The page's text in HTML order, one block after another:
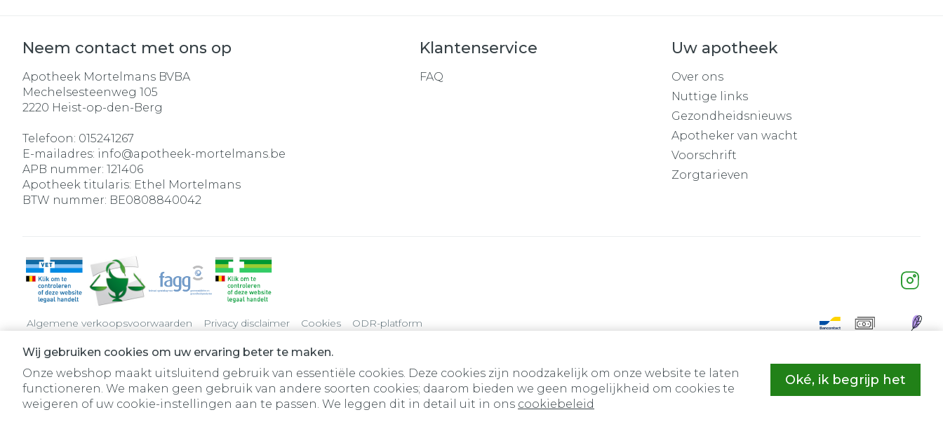
Wij gebruiken cookies om uw ervaring beter te maken.
Onze webshop maakt uitsluitend gebruik van essentiële cookies. Deze cookies zijn noodzakelijk om onze website te laten
functioneren. We maken geen gebruik van andere soorten cookies; daarom bieden we geen mogelijkheid om cookies te
weigeren of uw cookie-instellingen aan te passen. We leggen dit in detail uit in ons cookiebeleid
Oké, ik begrijp het
Neem contact met ons op
Apotheek Mortelmans BVBA
Mechelsesteenweg 105
2220 Heist-op-den-Berg
Telefoon: 015241267
E-mailadres: info@apotheek-mortelmans.be
APB nummer: 121406
Apotheek titularis: Ethel Mortelmans
BTW nummer: BE0808840042
Klantenservice
FAQ
Uw apotheek
Over ons
Nuttige links
Gezondheidsnieuws
Apotheker van wacht
Voorschrift
Zorgtarieven
Algemene verkoopsvoorwaarden Privacy disclaimer Cookies ODR-platform